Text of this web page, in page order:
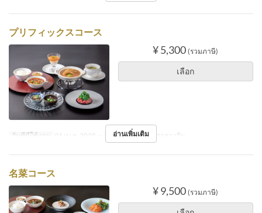
プリフィックスコース
¥ 5,300 (รวมภาษี)
เลือก
วันที่ที่ใช้งาน 01 เม.ย. 2025 ~ มื้ออาหาร อาหารกลางวัน
อ่านเพิ่มเติม
名菜コース
¥ 9,500 (รวมภาษี)